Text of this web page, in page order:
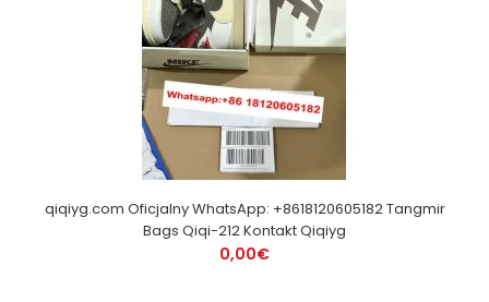
qiqiyg.com Oficjalny WhatsApp: +8618120605182 Tangmir
Bags Qiqi-212 Kontakt Qiqiyg
0,00€